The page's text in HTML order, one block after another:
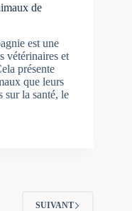
de
est une
vétérinaires et
présente
que leurs
sur la santé, le
SUIVANT